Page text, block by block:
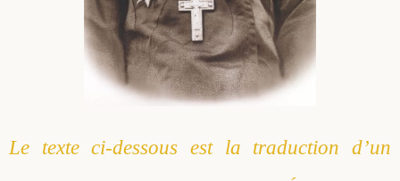
Le texte ci-dessous est la traduction d’un